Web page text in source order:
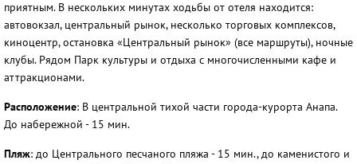
приятным. В нескольких минутах ходьбы от отеля находится:
автовокзал, центральный рынок, несколько торговых комплексов,
киноцентр, остановка «Центральный рынок» (все маршруты), ночные
клубы. Рядом Парк культуры и отдыха с многочисленными кафе и
аттракционами.
Расположение: В центральной тихой части города-курорта Анапа.
До набережной - 15 мин.
Пляж: до Центрального песчаного пляжа - 15 мин., до каменистого и